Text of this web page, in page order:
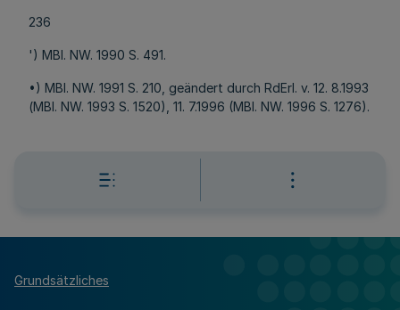
236
') MBl. NW. 1990 S. 491.
•) MBl. NW. 1991 S. 210, geändert durch RdErl. v. 12. 8.1993
(MBl. NW. 1993 S. 1520), 11. 7.1996 (MBl. NW. 1996 S. 1276).
Grundsätzliches